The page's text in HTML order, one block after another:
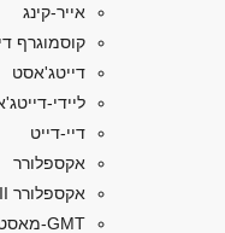
אייר-קינג
קוסמוגרף
דייטג'אסט
ליידי-
דיי-דייט
אקספלורר
אקספלורר II
GMT-מאסטר II